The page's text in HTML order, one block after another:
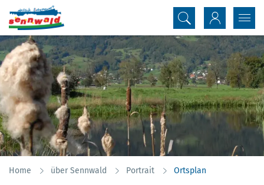
Kopfzeile
Inhalt
Home über Sennwald Portrait Ortsplan